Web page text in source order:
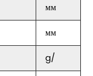
мм
мм
g/